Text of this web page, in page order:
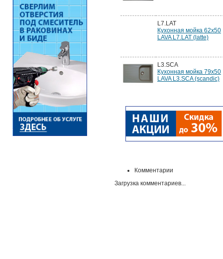
L7.LAT
Кухонная мойка 62x50
LAVA L7.LAT (latte)
L3.SCA
Кухонная мойка 79x50
LAVA L3.SCA (scandic)
Комментарии
Загрузка комментариев...